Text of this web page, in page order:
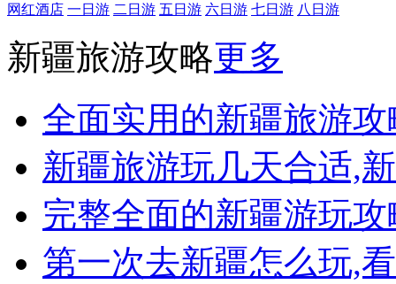
网红酒店 一日游 二日游 五日游 六日游 七日游 八日游
新疆旅游攻略更多
全面实用的新疆旅游
新疆旅游玩几天合适,
完整全面的新疆游玩
第一次去新疆怎么玩,